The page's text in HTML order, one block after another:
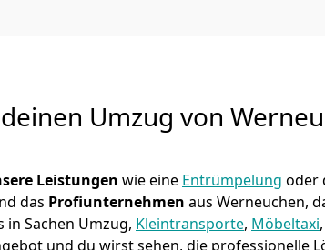
Umzug von
Leistungen wie eine Entrümpelung oder
das Profiunternehmen aus Werneuchen,
in Sachen Umzug, Kleintransporte, Möbeltaxi,
und du wirst sehen, die professionelle